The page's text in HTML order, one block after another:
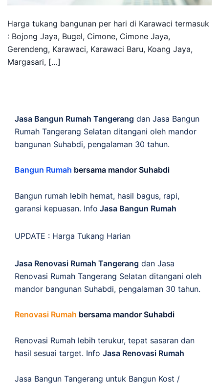
Harga tukang bangunan per hari di Karawaci termasuk
: Bojong Jaya, Bugel, Cimone, Cimone Jaya,
Gerendeng, Karawaci, Karawaci Baru, Koang Jaya,
Margasari, […]
Jasa Bangun Rumah Tangerang dan Jasa Bangun
Rumah Tangerang Selatan ditangani oleh mandor
bangunan Suhabdi, pengalaman 30 tahun.
Bangun Rumah bersama mandor Suhabdi
Bangun rumah lebih hemat, hasil bagus, rapi,
garansi kepuasan. Info Jasa Bangun Rumah
UPDATE : Harga Tukang Harian
Jasa Renovasi Rumah Tangerang dan Jasa
Renovasi Rumah Tangerang Selatan ditangani oleh
mandor bangunan Suhabdi, pengalaman 30 tahun.
Renovasi Rumah bersama mandor Suhabdi
Renovasi Rumah lebih terukur, tepat sasaran dan
hasil sesuai target. Info Jasa Renovasi Rumah
Jasa Bangun Tangerang untuk Bangun Kost /